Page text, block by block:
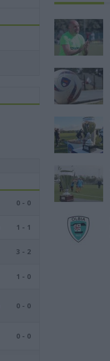
0 - 0
1 - 1
3 - 2
1 - 0
0 - 0
0 - 0